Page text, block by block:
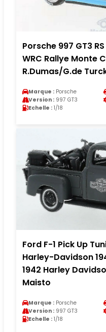
Porsche 997 GT3
WRC Rallye Monte
R.Dumas/G.de
Marque : Porsche
Version : 997 GT3
Echelle : 1/18
Ford F-1 Pick Up
Harley-Davidson
1942 Harley
Maisto
Marque : Porsche
Version : 997 GT3
Echelle : 1/18